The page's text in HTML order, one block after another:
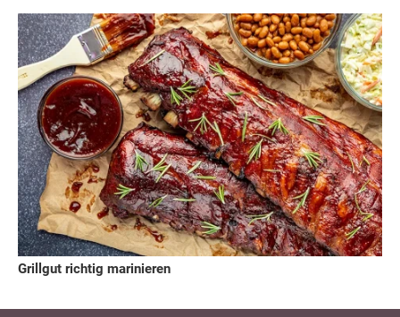
Grillgut richtig marinieren